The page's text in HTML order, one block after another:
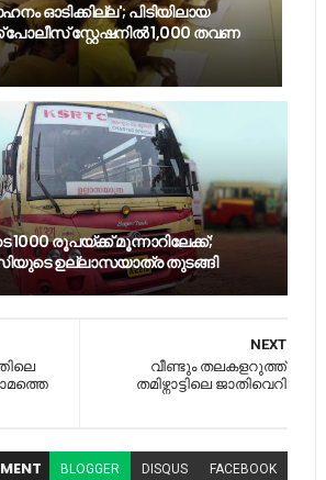
ഓടിക്കില്ല'; പിടിയിലായ
സ്റ്റേഷനില്‍ 1,000 തവണ
1000 രൂപയ്ക്ക് മൂന്നാറിലേക്ക്;
ഉല്ലാസയാത്ര തുടങ്ങി
NEXT
വീണ്ടും തലകളറുത്ത്
തമിഴ്നാട്ടിലെ ജാതിവെറി
BLOGGER DISQUS FACEBOOK